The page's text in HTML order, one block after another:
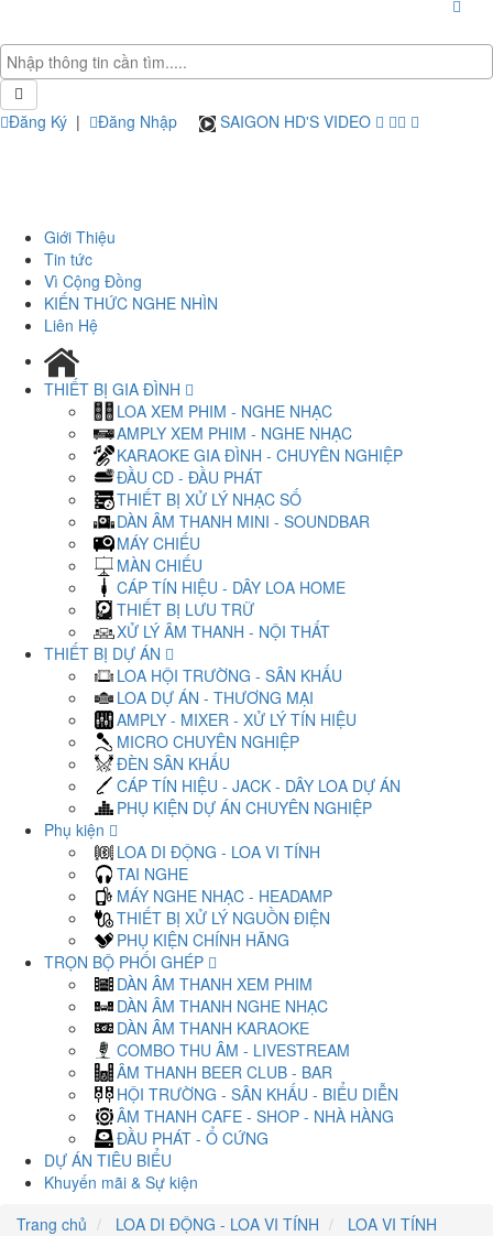
Đăng Ký | Đăng Nhập SAIGON HD'S VIDEO
Giới Thiệu
Tin tức
Vì Cộng Đồng
KIẾN THỨC NGHE NHÌN
Liên Hệ
THIẾT BỊ GIA ĐÌNH
LOA XEM PHIM - NGHE NHẠC
AMPLY XEM PHIM - NGHE NHẠC
KARAOKE GIA ĐÌNH - CHUYÊN NGHIỆP
ĐẦU CD - ĐẦU PHÁT
THIẾT BỊ XỬ LÝ NHẠC SỐ
DÀN ÂM THANH MINI - SOUNDBAR
MÁY CHIẾU
MÀN CHIẾU
CÁP TÍN HIỆU - DÂY LOA HOME
THIẾT BỊ LƯU TRỮ
XỬ LÝ ÂM THANH - NỘI THẤT
THIẾT BỊ DỰ ÁN
LOA HỘI TRƯỜNG - SÂN KHẤU
LOA DỰ ÁN - THƯƠNG MẠI
AMPLY - MIXER - XỬ LÝ TÍN HIỆU
MICRO CHUYÊN NGHIỆP
ĐÈN SÂN KHẤU
CÁP TÍN HIỆU - JACK - DÂY LOA DỰ ÁN
PHỤ KIỆN DỰ ÁN CHUYÊN NGHIỆP
Phụ kiện
LOA DI ĐỘNG - LOA VI TÍNH
TAI NGHE
MÁY NGHE NHẠC - HEADAMP
THIẾT BỊ XỬ LÝ NGUỒN ĐIỆN
PHỤ KIỆN CHÍNH HÃNG
TRỌN BỘ PHỐI GHÉP
DÀN ÂM THANH XEM PHIM
DÀN ÂM THANH NGHE NHẠC
DÀN ÂM THANH KARAOKE
COMBO THU ÂM - LIVESTREAM
ÂM THANH BEER CLUB - BAR
HỘI TRƯỜNG - SÂN KHẤU - BIỂU DIỄN
ÂM THANH CAFE - SHOP - NHÀ HÀNG
ĐẦU PHÁT - Ổ CỨNG
DỰ ÁN TIÊU BIỂU
Khuyến mãi & Sự kiện
Trang chủ
LOA DI ĐỘNG - LOA VI TÍNH LOA VI TÍNH